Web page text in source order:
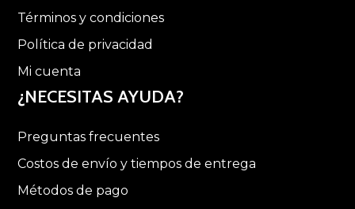
Términos y condiciones
Política de privacidad
Mi cuenta
¿NECESITAS AYUDA?
Preguntas frecuentes
Costos de envío y tiempos de entrega
Métodos de pago